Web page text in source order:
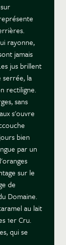
rayonne,
jamais
jus brillent
serrée, la
rectiligne.
sans
s'ouvre
bien
par un
sur le
de
Domaine.
au lait
1er Cru.
qui se